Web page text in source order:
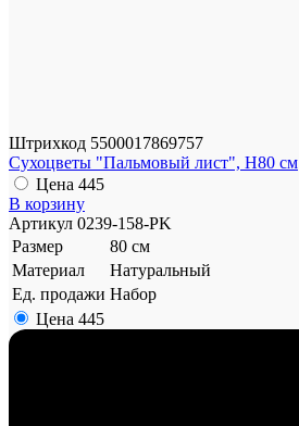
Штрихкод 5500017869757
Сухоцветы "Пальмовый лист", Н80 см
Цена 445
В корзину
Артикул 0239-158-PK
Размер
80 см
Материал
Натуральный
Ед. продажи Набор
Цена 445